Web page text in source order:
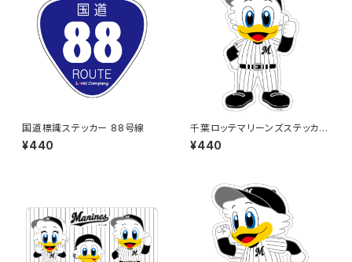
国道標識ステッカー 88号線
¥440
千葉ロッテマリーンズステッカー
13
¥440